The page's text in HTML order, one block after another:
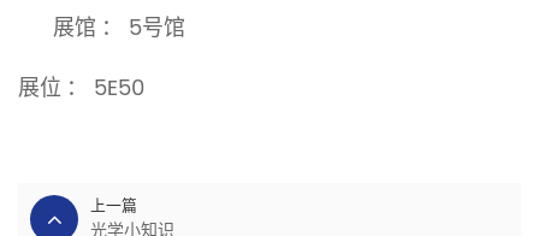
展馆 ：
5号馆
展位 ： 5E50
上一篇